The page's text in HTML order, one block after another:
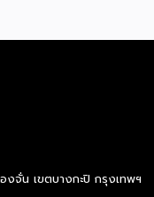
ดเผยภายหลังเป็น
รแฟรนไชส์ใน 2
ารจัดการธุรกิจแฟรน
รุ่นที่ 29 ซึ่งเป็น
จั่น เขตบางกะปิ กรุงเทพฯ